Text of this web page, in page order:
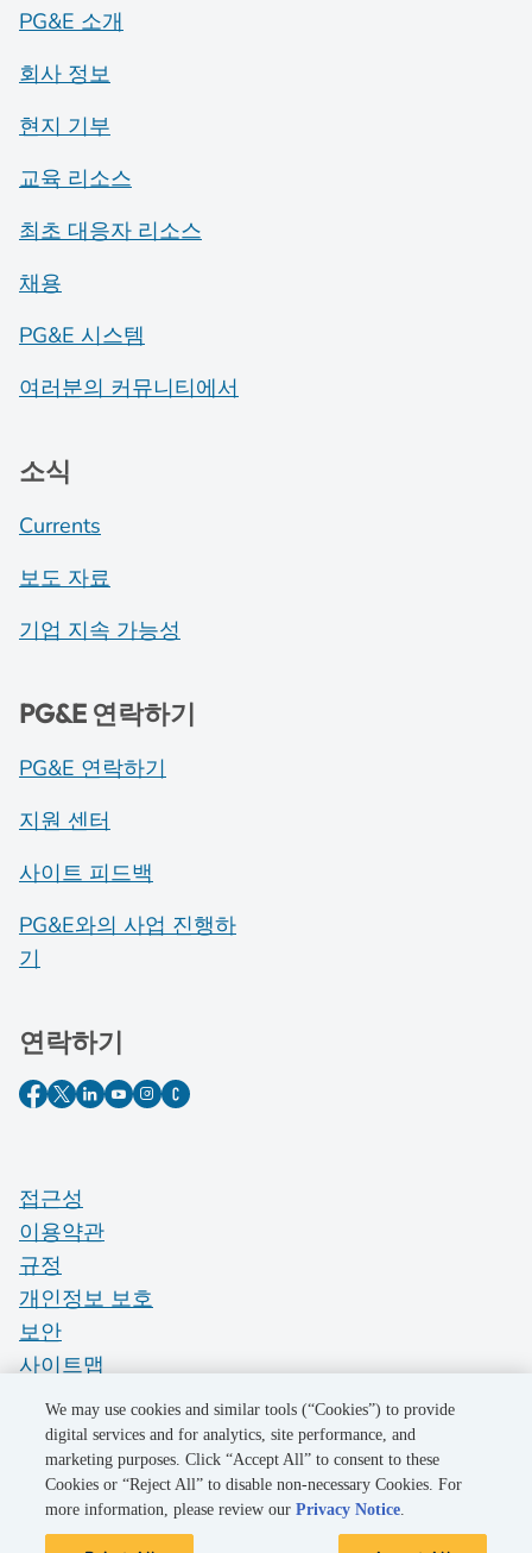
PG&E 소개
회사 정보
현지 기부
교육 리소스
최초 대응자 리소스
채용
PG&E 시스템
여러분의 커뮤니티에서
소식
Currents
보도 자료
기업 지속 가능성
PG&E 연락하기
PG&E 연락하기
지원 센터
사이트 피드백
PG&E와의 사업 진행하
기
연락하기
접근성
이용약관
규정
개인정보 보호
보안
사이트맵
Do Not Sell My Personal Information
©2026 Pacific Gas and Electric Company
We may use cookies and similar tools (“Cookies”) to provide
digital services and for analytics, site performance, and
marketing purposes. Click “Accept All” to consent to these
Cookies or “Reject All” to disable non-necessary Cookies. For
more information, please review ourPrivacy Notice.